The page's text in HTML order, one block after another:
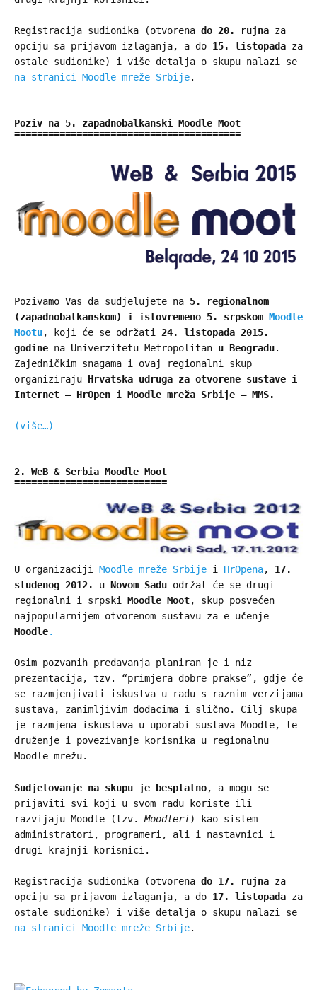
Registracija sudionika (otvorena do 20. rujna za
opciju sa prijavom izlaganja, a do 15. listopada za
ostale sudionike) i više detalja o skupu nalazi se
na stranici Moodle mreže Srbije.
Poziv na 5. zapadnobalkanski Moodle Moot
Pozivamo Vas da sudjelujete na 5. regionalnom
(zapadnobalkanskom) i istovremeno 5. srpskom Moodle
Mootu, koji će se održati 24. listopada 2015.
godine na Univerzitetu Metropolitan u Beogradu.
Zajedničkim snagama i ovaj regionalni skup
organiziraju Hrvatska udruga za otvorene sustave i
Internet – HrOpen i Moodle mreža Srbije – MMS.
(više…)
2. WeB & Serbia Moodle Moot
U organizaciji Moodle mreže Srbije i HrOpena, 17.
studenog 2012.
u Novom Sadu održat će se drugi
regionalni i srpski Moodle Moot, skup posvećen
najpopularnijem otvorenom sustavu za e-učenje
Moodle.
Osim pozvanih predavanja planiran je i niz
prezentacija, tzv. “primjera dobre prakse”, gdje će
se razmjenjivati iskustva u radu s raznim verzijama
sustava, zanimljivim dodacima i slično. Cilj skupa
je razmjena iskustava u uporabi sustava Moodle, te
druženje i povezivanje korisnika u regionalnu
Moodle mrežu.
Sudjelovanje na skupu je besplatno, a mogu se
prijaviti svi koji u svom radu koriste ili
razvijaju Moodle (tzv.Moodleri) kao sistem
administratori, programeri, ali i nastavnici i
drugi krajnji korisnici.
Registracija sudionika (otvorena do 17. rujna za
opciju sa prijavom izlaganja, a do 17. listopada za
ostale sudionike) i više detalja o skupu nalazi se
na stranici Moodle mreže Srbije.